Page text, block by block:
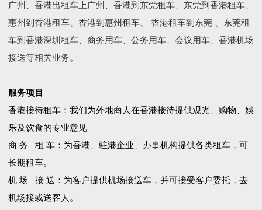
广州、香港出租车上广州、香港到东莞租车、东莞到香港租车、
惠州到香港租车、香港到惠州租车、 香港租车到东莞 、东莞租
车到香港深圳租车、商务用车、公务用车、会议用车、香港机场
接送等相关业务。
服务项目
香港接待租车：我们为外地商人在香港接待提供观光、购物、娛
乐及饮食的专业意见
商 务 租 车：为香港、驻港企业、办事机构提供各类租车，可
长期租车。
机 场 接 送：为客户提供机场接送车，并可接受客户委托，去
机场接或送客人。